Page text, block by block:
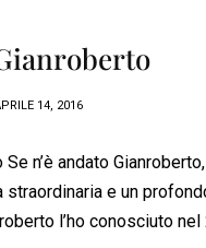
14, 2016
n’è andato
straordinaria e un
l’ho conosciuto